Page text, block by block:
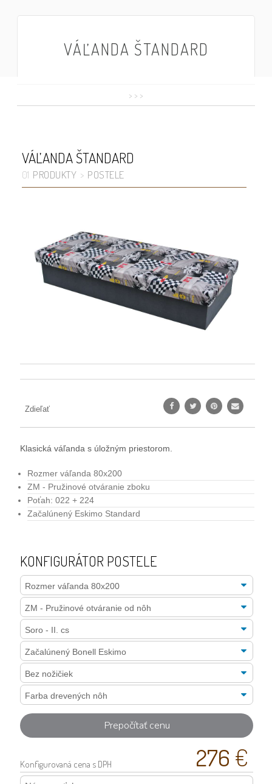
VÁĽANDA ŠTANDARD
> > >
VÁĽANDA ŠTANDARD
01 PRODUKTY > POSTELE
Zdieľať
Klasická váľanda s úložným priestorom.
Rozmer váľanda 80x200
ZM - Pružinové otváranie zboku
Poťah: 022 + 224
Začalúnený Eskimo Standard
KONFIGURÁTOR POSTELE
Prepočítať cenu
Konfigurovaná cena s DPH 276 €